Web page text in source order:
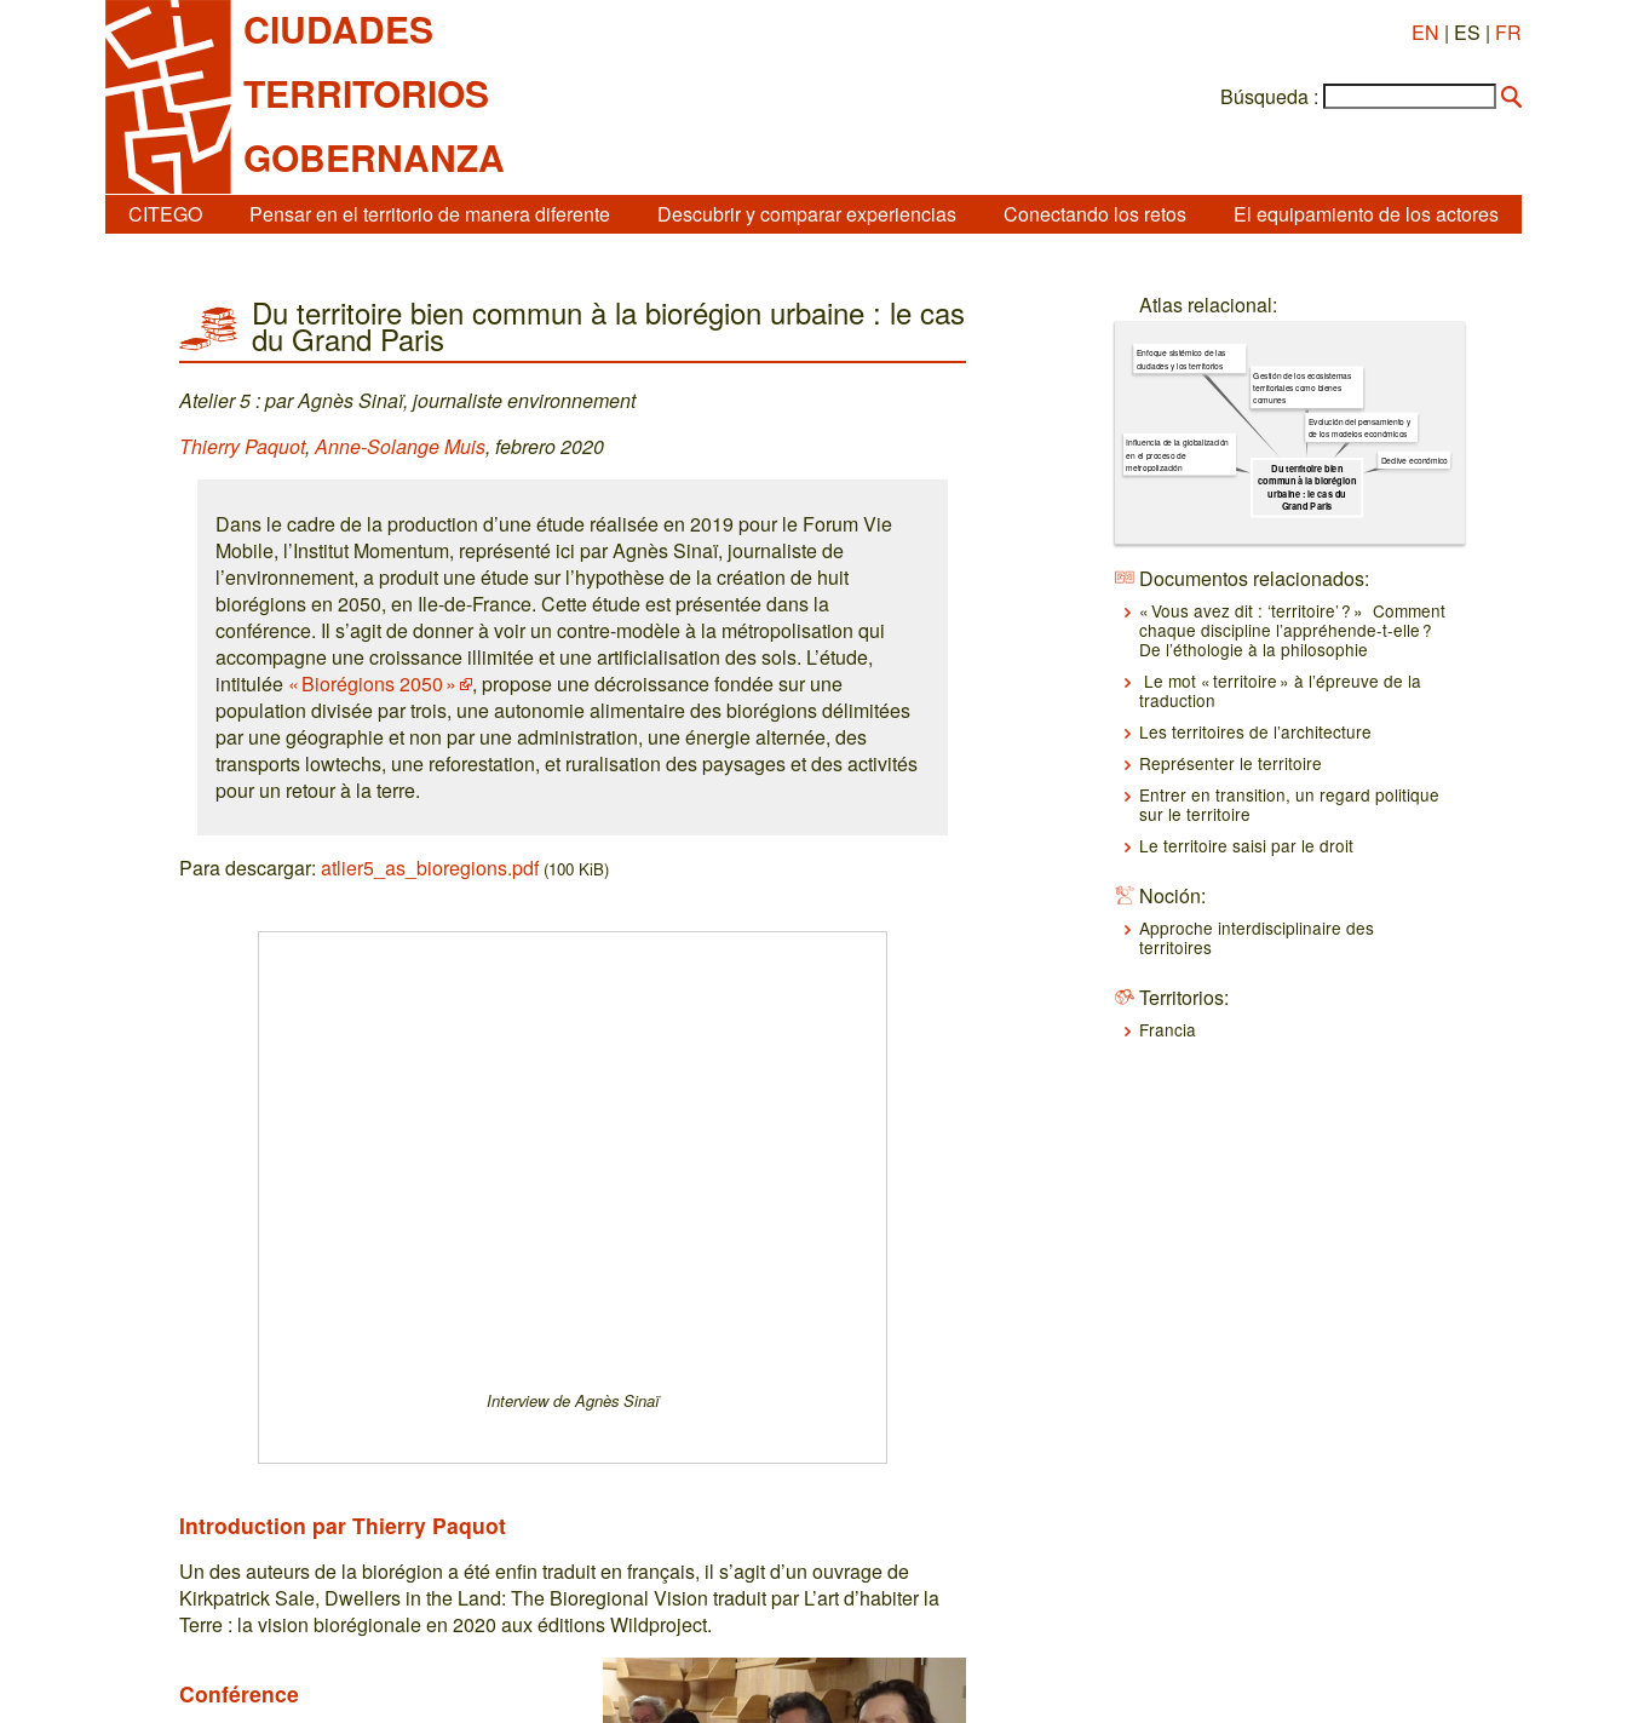
CIUDADES
TERRITORIOS
GOBERNANZA
EN | ES | FR
Búsqueda :
CITEGO Pensar en el territorio de manera diferente Descubrir y comparar experiencias Conectando los retos El equipamiento de los actores
Du territoire bien commun à la biorégion urbaine : le cas
du Grand Paris
Atelier 5 : par Agnès Sinaï, journaliste environnement
Thierry Paquot,Anne-Solange Muis, febrero 2020
Dans le cadre de la production d’une étude réalisée en 2019 pour le Forum Vie
Mobile, l’Institut Momentum, représenté ici par Agnès Sinaï, journaliste de
l’environnement, a produit une étude sur l’hypothèse de la création de huit
biorégions en 2050, en Ile-de-France. Cette étude est présentée dans la
conférence. Il s’agit de donner à voir un contre-modèle à la métropolisation qui
accompagne une croissance illimitée et une artificialisation des sols. L’étude,
intitulée « Biorégions 2050 »
, propose une décroissance fondée sur une
population divisée par trois, une autonomie alimentaire des biorégions délimitées
par une géographie et non par une administration, une énergie alternée, des
transports lowtechs, une reforestation, et ruralisation des paysages et des activités
pour un retour à la terre.
Para descargar:atlier5_as_bioregions.pdf (100 KiB)
Interview de Agnès Sinaï
Introduction par Thierry Paquot
Un des auteurs de la biorégion a été enfin traduit en français, il s’agit d’un ouvrage de
Kirkpatrick Sale, Dwellers in the Land: The Bioregional Vision traduit par L’art d’habiter la
Terre : la vision biorégionale en 2020 aux éditions Wildproject.
Conférence
Atlas relacional:
Du territoire bien
commun à la biorégion
urbaine : le cas du
Grand Paris
Declive económico
Evolución del pensamiento y
de los modelos económicos
Gestión de los ecosistemas
territoriales como bienes
comunes
Enfoque sistémico de las
ciudades y los territorios
Influencia de la globalización
en el proceso de
metropolización
Documentos relacionados:
« Vous avez dit : ‘territoire’ ? » Comment
chaque discipline l’appréhende-t-elle ?
De l’éthologie à la philosophie
Le mot « territoire » à l’épreuve de la
traduction
Les territoires de l’architecture
Représenter le territoire
Entrer en transition, un regard politique
sur le territoire
Le territoire saisi par le droit
Noción:
Approche interdisciplinaire des
territoires
Territorios:
Francia